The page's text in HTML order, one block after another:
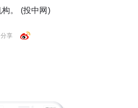
。 (投中网)
分享